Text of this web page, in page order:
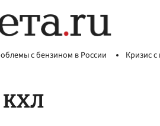
с бензином в России Кризис
КХЛ